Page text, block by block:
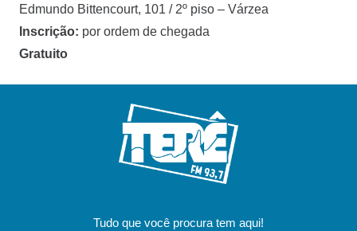
Edmundo Bittencourt, 101 / 2º piso – Várzea
Inscrição: por ordem de chegada
Gratuito
Tudo que você procura tem aqui!